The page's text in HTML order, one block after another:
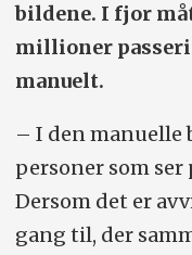
bildene. I fjor
millioner
manuelt.
– I den manuelle
personer som ser
Dersom det er
gang til, der